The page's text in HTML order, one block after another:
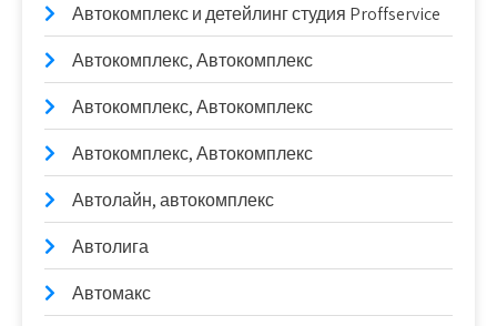
Автокомплекс и детейлинг студия Proffservice
Автокомплекс, Автокомплекс
Автокомплекс, Автокомплекс
Автокомплекс, Автокомплекс
Автолайн, автокомплекс
Автолига
Автомакс